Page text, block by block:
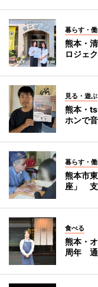
暮らす・働
熊本・
ロジェ
見る・遊ぶ
熊本・
ホンで
暮らす・働
熊本市
座」 支
食べる
熊本・
周年 通